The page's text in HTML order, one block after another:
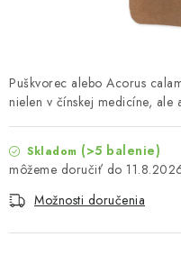
Recenzie
Puškvorec alebo Acorus
nielen v čínskej medicíne, ale
Skladom (>5 balenie)
Možnosti doručenia